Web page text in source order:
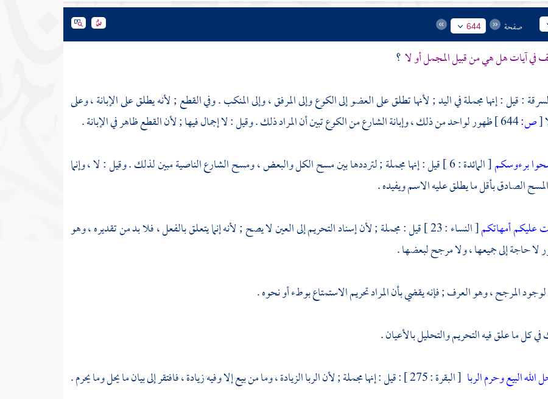
صفحة 644
في آيات هل هي من قبيل المجمل أو لا؟
: قيل : إنها مجملة في اليد ; لأنها تطلق على العضو إلى الكوع وإلى المرفق ، وإلى المنكب . وفي القطع ; لأنه يطلق على الإبانة ، وعلى
[ص:
ظهور لواحد من ذلك ، وإبانة الشارع من الكوع تبين أن المراد ذلك . وقيل : لا إجمال فيها ; لأن القطع ظاهر في الإبانة .
برءوسكم
[ المائدة : 6 ] قيل : إنها مجملة ; لترددها بين مسح الكل والبعض ، ومسح الشارع الناصية مبين لذلك . وقيل : لا ، وإنما
الصادق بأقل ما يطلق عليه الاسم ويفيده .
عليكم أمهاتكم
[ النساء : 23 ] قيل : مجملة ; لأن إسناد التحريم إلى العين لا يصح ; لأنه إنما يتعلق بالفعل ، فلا بد من تقديره ، وهو
لا حاجة إلى جميعها ، ولا مرجح لبعضها .
المرجح ، وهو العرف ; فإنه يقضي بأن المراد تحريم الاستمتاع بوطء أو نحوه .
كل ما علق فيه التحريم والتحليل بالأعيان .
الله البيع وحرم الربا [ البقرة : 275 ] : قيل : إنها مجملة ; لأن الربا الزيادة ، وما من بيع إلا وفيه زيادة ، فافتقر إلى بيان ما يحل وما يحرم .